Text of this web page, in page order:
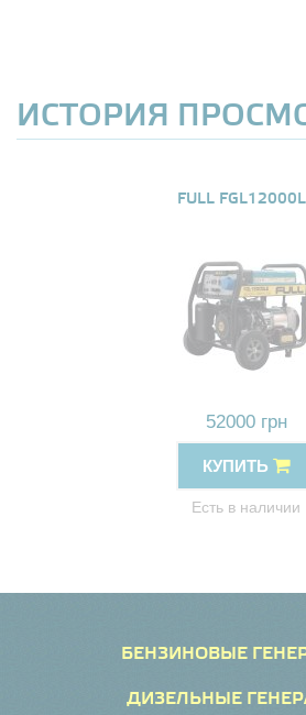
ИСТОРИЯ
FULL
52000 грн
КУПИТЬ
Есть в наличии
БЕНЗИНОВЫЕ
ДИЗЕЛЬНЫЕ